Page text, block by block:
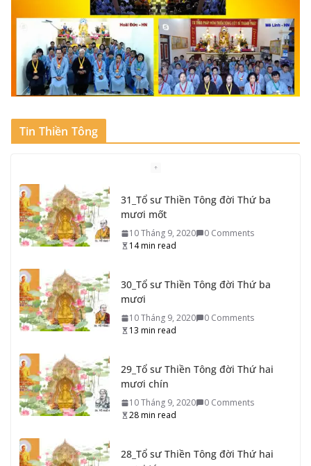
Tin Thiền Tông
10 Tháng 9, 2020
30_Tổ sư Thiền Tông đời Thứ ba
mươi
29_Tổ sư Thiền Tông đời Thứ hai
mươi chín
28_Tổ sư Thiền Tông đời Thứ hai
mươi tám